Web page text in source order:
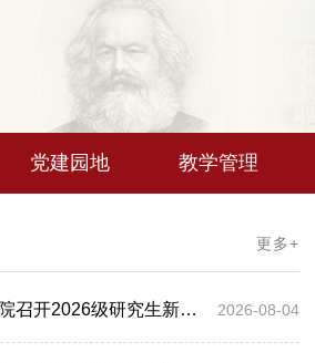
党建园地 教学管理
更多+
研究生新生线上见面暨暑期任务部署会 2026-08-04